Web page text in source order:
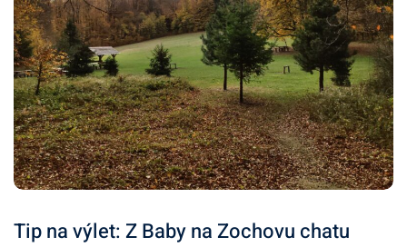
Tip na výlet: Z Baby na Zochovu chatu